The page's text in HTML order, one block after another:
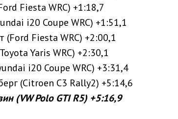
Fiesta WRC) +1:18,7
i20 Coupe WRC) +1:51,1
(Ford Fiesta WRC) +2:00,1
Yaris WRC) +2:30,1
i20 Coupe WRC) +3:31,4
(Citroen C3 Rally2) +5:14,6
(VW Polo GTI R5) +5:16,9